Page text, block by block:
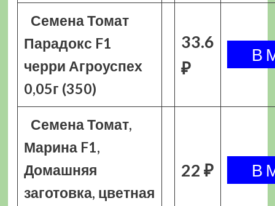
Семена Томат
Парадокс F1
черри Агроуспех
0,05г (350)
33.6
₽
Семена Томат,
Марина F1,
Домашняя
заготовка, цветная
22 ₽